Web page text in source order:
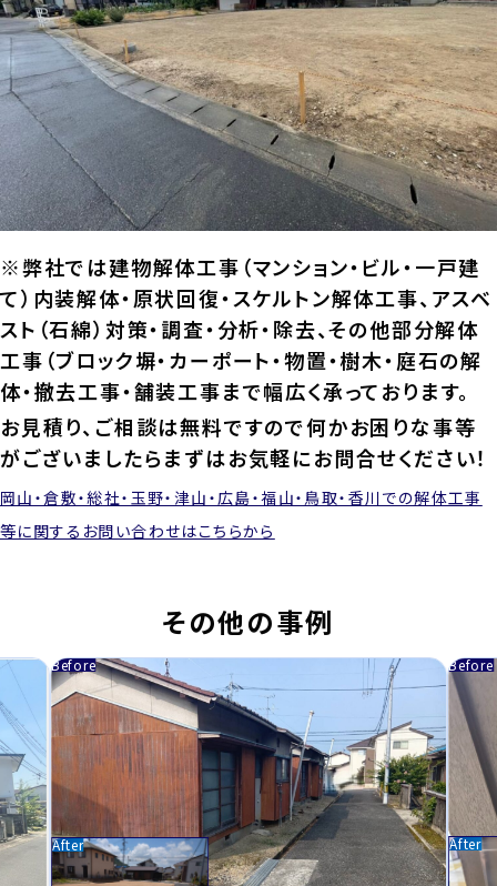
※弊社では建物解体工事（マンション・ビル・一戸建
て）内装解体・原状回復・スケルトン解体工事、アスベ
スト（石綿）対策・調査・分析・除去、その他部分解体
工事（ブロック塀・カーポート・物置・樹木・庭石の解
体・撤去工事・舗装工事まで幅広く承っております。
お見積り、ご相談は無料ですので何かお困りな事等
がございましたらまずはお気軽にお問合せください！
岡山・倉敷・総社・玉野・津山・広島・福山・鳥取・香川での解体工事
等に関するお問い合わせはこちらから
その他の事例